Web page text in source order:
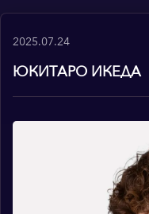
2025.07.24
ЮКИТАРО ИКЕДА